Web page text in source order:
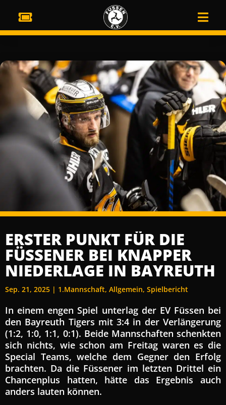
ERSTER PUNKT FÜR DIE
FÜSSENER BEI KNAPPER
NIEDERLAGE IN BAYREUTH
Sep. 21, 2025 | 1.Mannschaft, Allgemein, Spielbericht
In einem engen Spiel unterlag der EV Füssen bei
den Bayreuth Tigers mit 3:4 in der Verlängerung
(1:2, 1:0, 1:1, 0:1). Beide Mannschaften schenkten
sich nichts, wie schon am Freitag waren es die
Special Teams, welche dem Gegner den Erfolg
brachten. Da die Füssener im letzten Drittel ein
Chancenplus hatten, hätte das Ergebnis auch
anders lauten können.